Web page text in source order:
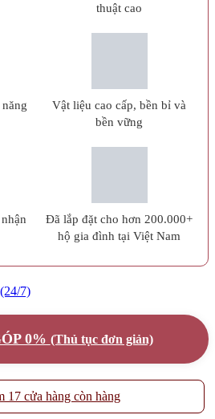
thuật cao
Vật liệu cao cấp, bền bỉ và
bền vững
Đã lắp đặt cho hơn 200.000+
hộ gia đình tại Việt Nam
7)
0% (Thủ tục đơn giản)
17 cửa hàng còn hàng